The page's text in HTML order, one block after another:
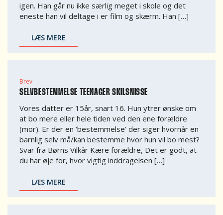
igen. Han går nu ikke særlig meget i skole og det
eneste han vil deltage i er film og skærm. Han […]
LÆS MERE
Brev
SELVBESTEMMELSE TEENAGER SKILSNISSE
Vores datter er 15år, snart 16. Hun ytrer ønske om
at bo mere eller hele tiden ved den ene forældre
(mor). Er der en ‘bestemmelse’ der siger hvornår en
barnlig selv må/kan bestemme hvor hun vil bo mest?
Svar fra Børns Vilkår Kære forældre, Det er godt, at
du har øje for, hvor vigtig inddragelsen […]
LÆS MERE